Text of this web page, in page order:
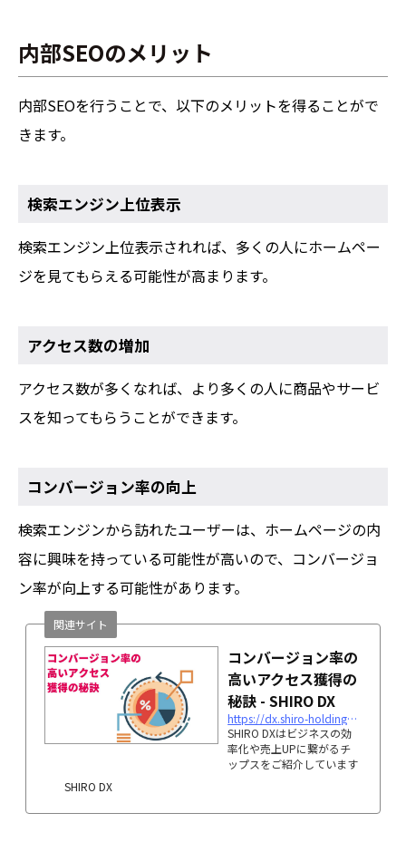
内部SEOのメリット
内部SEOを行うことで、以下のメリットを得ることがで
きます。
検索エンジン上位表示
検索エンジン上位表示されれば、多くの人にホームペー
ジを見てもらえる可能性が高まります。
アクセス数の増加
アクセス数が多くなれば、より多くの人に商品やサービ
スを知ってもらうことができます。
コンバージョン率の向上
検索エンジンから訪れたユーザーは、ホームページの内
容に興味を持っている可能性が高いので、コンバージョ
ン率が向上する可能性があります。
コンバージョン率の
高いアクセス獲得の
秘訣 - SHIRO DX
https://dx.shiro-holdings.co.jp/p3379/
SHIRO DXはビジネスの効
率化や売上UPに繋がるチ
ップスをご紹介しています
SHIRO DX
関連サイト